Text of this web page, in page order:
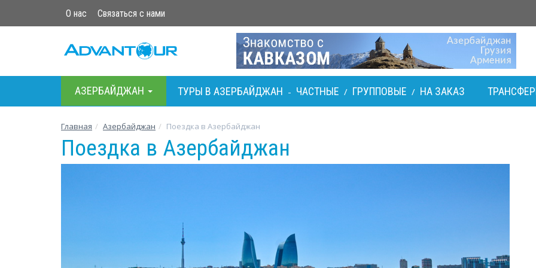
О нас Связаться с нами
АЗЕРБАЙДЖАН ТУРЫ В АЗЕРБАЙДЖАН - ЧАСТНЫЕ / ГРУППОВЫЕ / НА ЗАКАЗ
Главная Азербайджан Поездка в Азербайджан
Поездка в Азербайджан